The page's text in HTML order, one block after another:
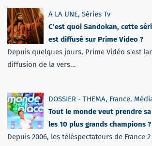
A LA UNE, Séries Tv
C’est quoi Sandokan, cette
est diffusé sur Prime Video ?
Depuis quelques jours, Prime Vidéo s'est
diffusion de la vers...
DOSSIER - THEMA, France,
Tout le monde veut prendre
les 10 plus grands champions ?
Depuis 2006, les téléspectateurs de France